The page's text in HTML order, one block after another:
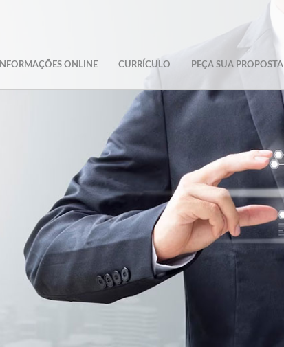
INFORMAÇÕES ONLINE CURRÍCULO PEÇA SUA PROPOSTA